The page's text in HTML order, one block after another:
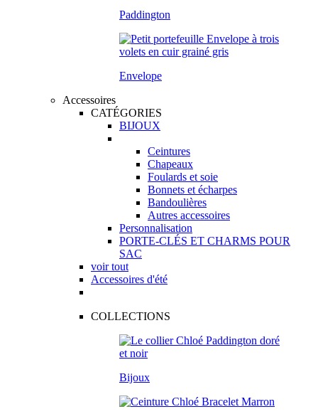
Paddington
Envelope
Accessoires
CATÉGORIES
BIJOUX
Ceintures
Chapeaux
Foulards et soie
Bonnets et écharpes
Bandoulières
Autres accessoires
Personnalisation
PORTE-CLÉS ET CHARMS POUR
SAC
voir tout
Accessoires d'été
COLLECTIONS
Bijoux